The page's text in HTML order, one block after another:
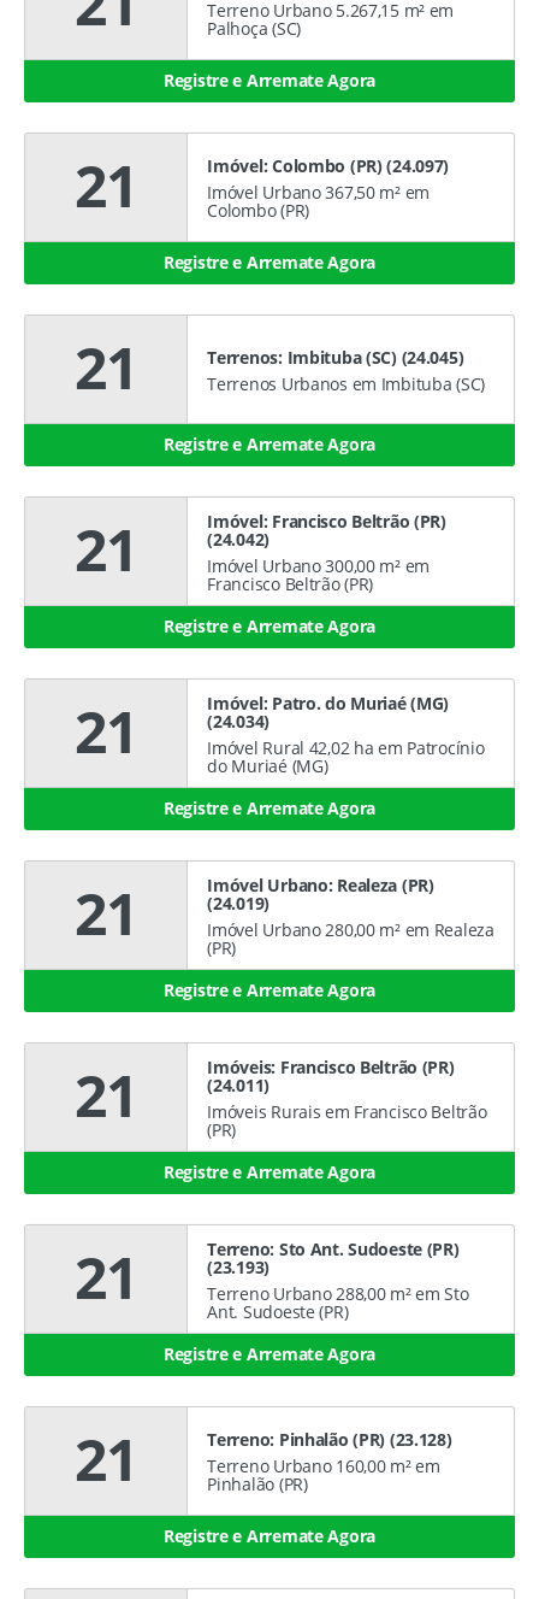
Terreno Urbano 5.267,15 m² em
Palhoça (SC)
Registre e Arremate Agora
21
Imóvel: Colombo (PR) (24.097)
Imóvel Urbano 367,50 m² em
Colombo (PR)
Registre e Arremate Agora
21
Terrenos: Imbituba (SC) (24.045)
Terrenos Urbanos em Imbituba (SC)
Registre e Arremate Agora
21 Imóvel: Francisco Beltrão (PR)
(24.042)
Imóvel Urbano 300,00 m² em
Francisco Beltrão (PR)
Registre e Arremate Agora
21 Imóvel: Patro. do Muriaé (MG)
(24.034)
Imóvel Rural 42,02 ha em Patrocínio
do Muriaé (MG)
Registre e Arremate Agora
21 Imóvel Urbano: Realeza (PR)
(24.019)
Imóvel Urbano 280,00 m² em Realeza
(PR)
Registre e Arremate Agora
21 Imóveis: Francisco Beltrão (PR)
(24.011)
Imóveis Rurais em Francisco Beltrão
(PR)
Registre e Arremate Agora
21 Terreno: Sto Ant. Sudoeste (PR)
(23.193)
Terreno Urbano 288,00 m² em Sto
Ant. Sudoeste (PR)
Registre e Arremate Agora
21
Terreno: Pinhalão (PR) (23.128)
Terreno Urbano 160,00 m² em
Pinhalão (PR)
Registre e Arremate Agora